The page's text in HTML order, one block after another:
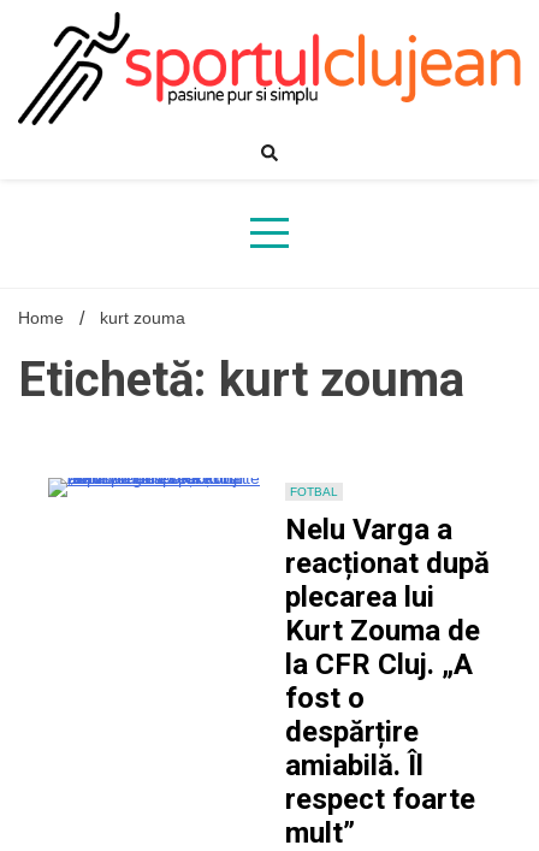
Home kurt zouma
Etichetă: kurt zouma
FOTBAL
Nelu Varga a
reacționat după
plecarea lui
Kurt Zouma de
la CFR Cluj. „A
fost o
despărțire
amiabilă. Îl
respect foarte
mult”